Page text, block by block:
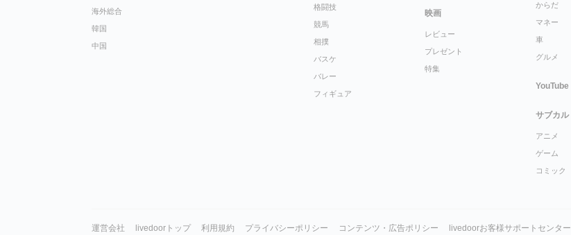
海外総合
韓国
中国
格闘技
競馬
相撲
バスケ
バレー
フィギュア
映画
レビュー
プレゼント
特集
からだ
マネー
車
グルメ
YouTube
サブカル
アニメ
ゲーム
コミック
運営会社 livedoorトップ 利用規約 プライバシーポリシー コンテンツ・広告ポリシー livedoorお客様サポートセンター